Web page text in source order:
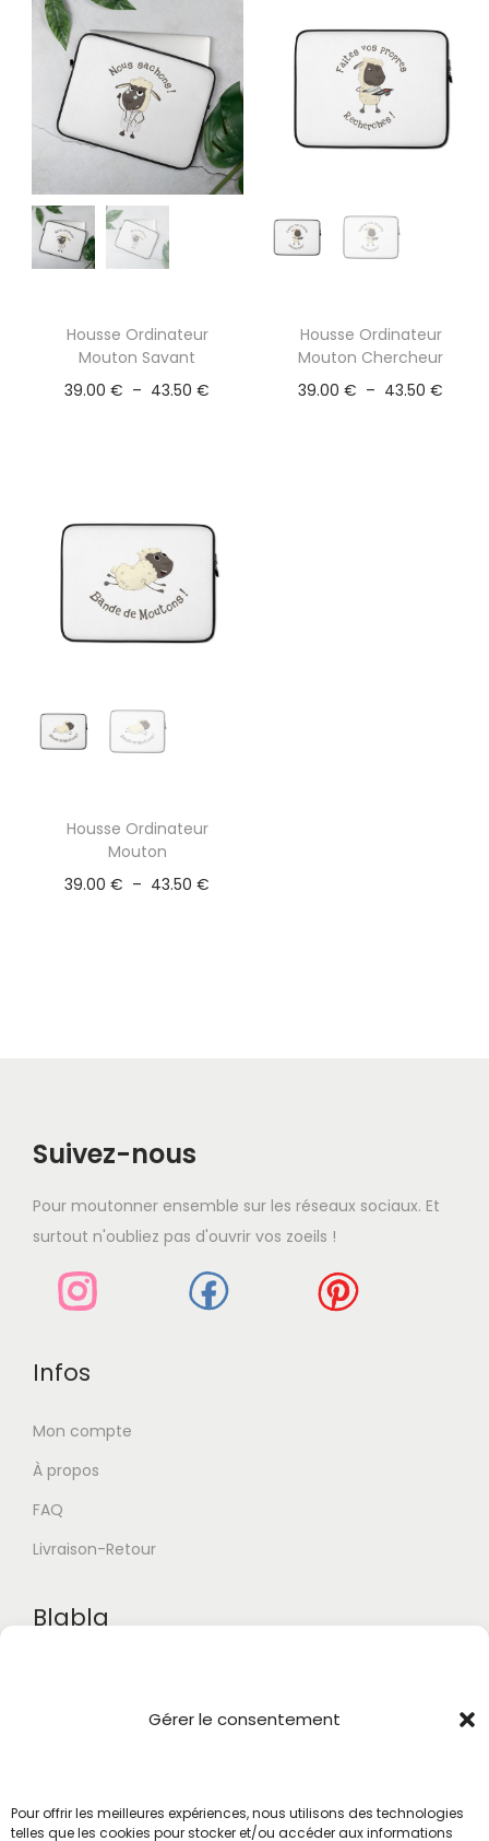
Gérer le consentement
Pour offrir les meilleures expériences, nous utilisons des technologies
telles que les cookies pour stocker et/ou accéder aux informations
Housse Ordinateur
Mouton Savant
39.00€ – 43.50€
Housse Ordinateur
Mouton Chercheur
39.00€ – 43.50€
Housse Ordinateur
Mouton
39.00€ – 43.50€
Suivez-nous
Pour moutonner ensemble sur les réseaux sociaux. Et
surtout n'oubliez pas d'ouvrir vos zoeils !
Infos
Mon compte
À propos
FAQ
Livraison-Retour
Blabla